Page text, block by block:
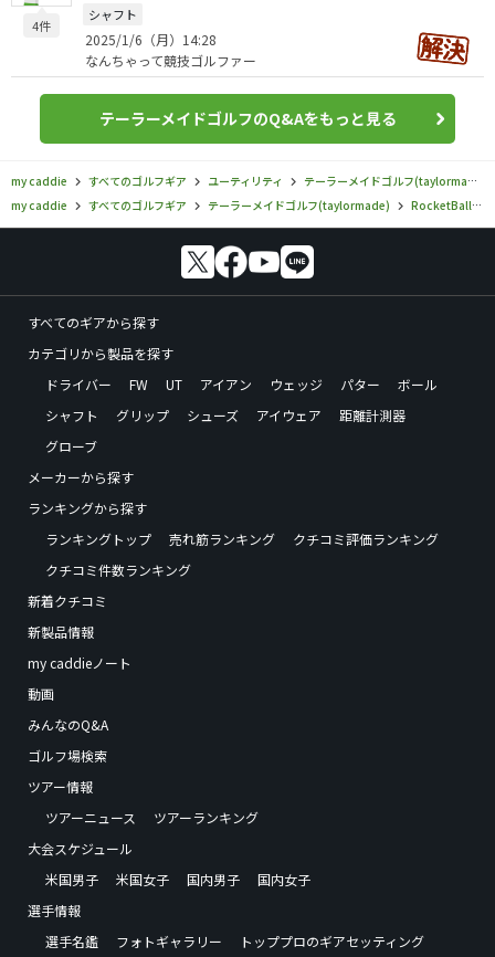
4件
シャフト
2025/1/6（月）14:28
なんちゃって競技ゴルファー
テーラーメイドゴルフのQ&Aをもっと見る
my caddie すべてのゴルフギア ユーティリティ
テーラーメイドゴルフ(taylormade)
my caddie
すべてのゴルフギア テーラーメイドゴルフ(taylormade) RocketBallz
すべてのギアから探す
カテゴリから製品を探す
ドライバー
FW UT アイアン ウェッジ パター
ボール
シャフト
グリップ シューズ アイウェア
距離計測器
グローブ
メーカーから探す
ランキングから探す
ランキングトップ
売れ筋ランキング
クチコミ評価ランキング
クチコミ件数ランキング
新着クチコミ
新製品情報
my caddieノート
動画
みんなのQ&A
ゴルフ場検索
ツアー情報
ツアーニュース
ツアーランキング
大会スケジュール
米国男子
米国女子 国内男子
国内女子
選手情報
選手名鑑
フォトギャラリー トッププロのギアセッティング